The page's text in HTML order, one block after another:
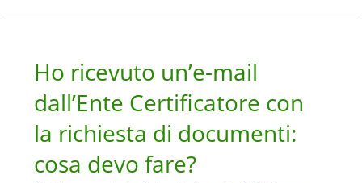
Ho ricevuto un’e-mail
dall’Ente Certificatore con
la richiesta di documenti:
cosa devo fare?